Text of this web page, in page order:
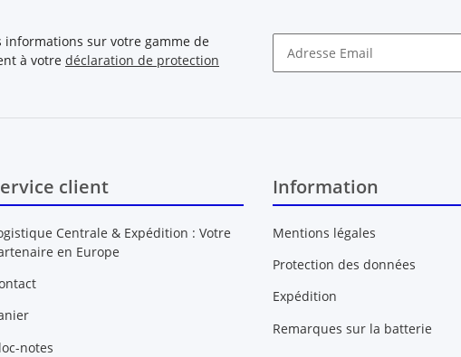
sur votre gamme de
à votre déclaration de protection
client
Centrale & Expédition : Votre
en Europe
notes
Information
Mentions légales
Protection des données
Expédition
Remarques sur la batterie